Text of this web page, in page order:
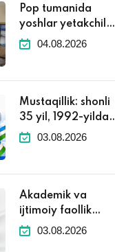
Pop tumanida
yoshlar yetakchilari
uchun seminar
04.08.2026
Mustaqillik: shonli
35 yil, 1992-yilda
amalga oshirilgan
03.08.2026
Akademik va
ijtimoiy faollik
ko‘rsatkichlari
03.08.2026